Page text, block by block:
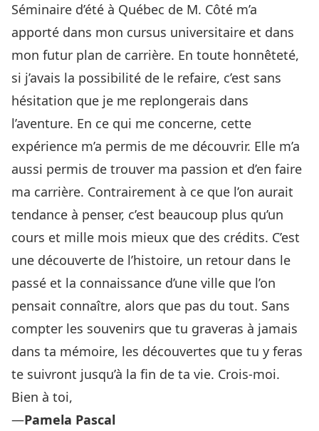
Séminaire d’été à Québec de M. Côté m’a
apporté dans mon cursus universitaire et dans
mon futur plan de carrière. En toute honnêteté,
si j’avais la possibilité de le refaire, c’est sans
hésitation que je me replongerais dans
l’aventure. En ce qui me concerne, cette
expérience m’a permis de me découvrir. Elle m’a
aussi permis de trouver ma passion et d’en faire
ma carrière. Contrairement à ce que l’on aurait
tendance à penser, c’est beaucoup plus qu’un
cours et mille mois mieux que des crédits. C’est
une découverte de l’histoire, un retour dans le
passé et la connaissance d’une ville que l’on
pensait connaître, alors que pas du tout. Sans
compter les souvenirs que tu graveras à jamais
dans ta mémoire, les découvertes que tu y feras
te suivront jusqu’à la fin de ta vie. Crois-moi.
Bien à toi,
—Pamela Pascal